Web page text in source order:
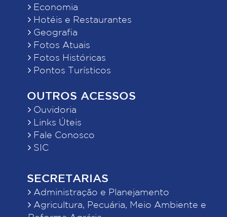
Economia
Hotéis e Restaurantes
Geografia
Fotos Atuais
Fotos Históricas
Pontos Turísticos
OUTROS ACESSOS
Ouvidoria
Links Úteis
Fale Conosco
SIC
SECRETARIAS
Administração e Planejamento
Agricultura, Pecuária, Meio Ambiente e